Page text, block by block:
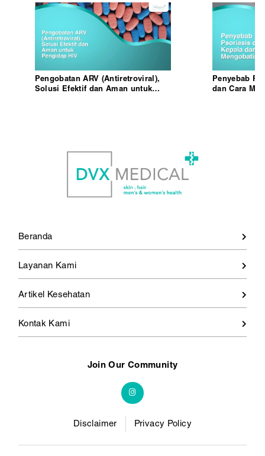
Pengobatan ARV (Antiretroviral),
Solusi Efektif dan Aman untuk
Penyebab
dan Cara
Beranda
Layanan Kami
Artikel Kesehatan
Kontak Kami
Join Our Community
Disclaimer Privacy Policy